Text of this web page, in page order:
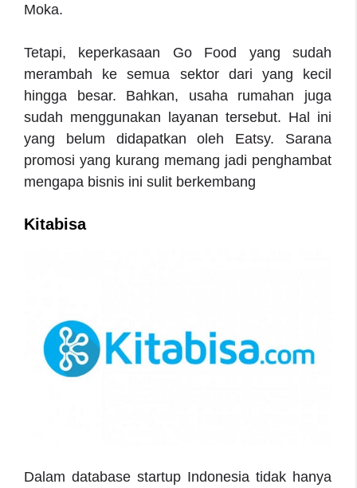
Moka.
Tetapi, keperkasaan Go Food yang sudah
merambah ke semua sektor dari yang kecil
hingga besar. Bahkan, usaha rumahan juga
sudah menggunakan layanan tersebut. Hal ini
yang belum didapatkan oleh Eatsy. Sarana
promosi yang kurang memang jadi penghambat
mengapa bisnis ini sulit berkembang
Kitabisa
Dalam database startup Indonesia tidak hanya